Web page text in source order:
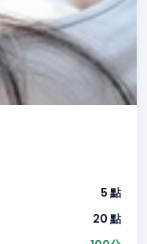
5 點
20 點